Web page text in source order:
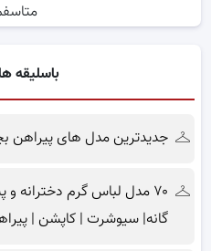
باسلیقه
جدیدترین مدل های پیراهن
۷۰ مدل لباس گرم دخترانه
گانه| سیوشرت | کاپشن |